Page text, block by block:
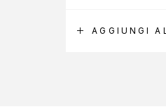
AGGIUNGI